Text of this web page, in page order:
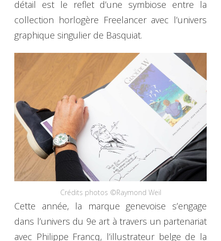
détail est le reflet d’une symbiose entre la
collection horlogère Freelancer avec l’univers
graphique singulier de Basquiat.
Crédits photos ©Raymond Weil
Cette année, la marque genevoise s’engage
dans l’univers du 9e art à travers un partenariat
avec Philippe Francq, l’illustrateur belge de la